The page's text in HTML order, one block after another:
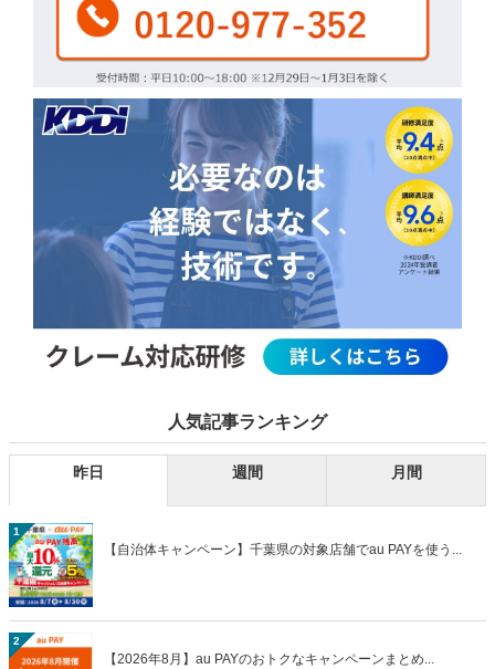
人気記事ランキング
昨日 週間 月間
1
【自治体キャンペーン】千葉県の対象店舗でau PAYを使う...
2
【2026年8月】au PAYのおトクなキャンペーンまとめ...